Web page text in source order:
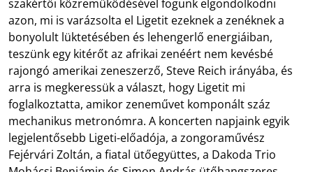
szakértői közreműködésével fogunk elgondolkodni
azon, mi is varázsolta el Ligetit ezeknek a zenéknek a
bonyolult lüktetésében és lehengerlő energiáiban,
teszünk egy kitérőt az afrikai zenéért nem kevésbé
rajongó amerikai zeneszerző, Steve Reich irányába, és
arra is megkeressük a választ, hogy Ligetit mi
foglalkoztatta, amikor zeneművet komponált száz
mechanikus metronómra. A koncerten napjaink egyik
legjelentősebb Ligeti-előadója, a zongoraművész
Fejérvári Zoltán, a fiatal ütőegyüttes, a Dakoda Trio